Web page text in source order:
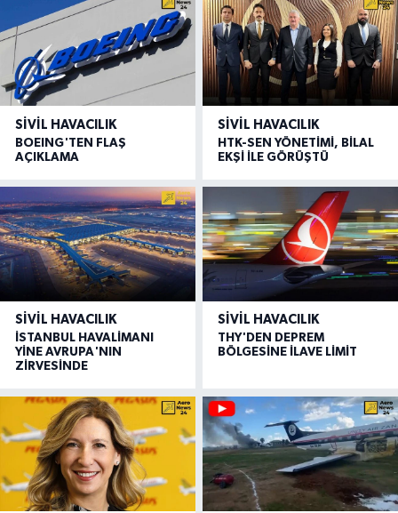
SIVIL HAVACILIK
BOEING'TEN FLAŞ
AÇIKLAMA
SIVIL HAVACILIK
HTK-SEN YÖNETİMİ, BİLAL
EKŞİ İLE GÖRÜŞTÜ
SIVIL HAVACILIK
İSTANBUL HAVALİMANI
YİNE AVRUPA'NIN
ZİRVESİNDE
SIVIL HAVACILIK
THY'DEN DEPREM
BÖLGESİNE İLAVE LİMİT